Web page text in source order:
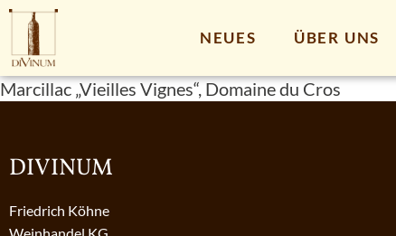
NEUES ÜBER UNS
Marcillac „Vieilles Vignes“, Domaine du Cros
DIVINUM
Friedrich Köhne